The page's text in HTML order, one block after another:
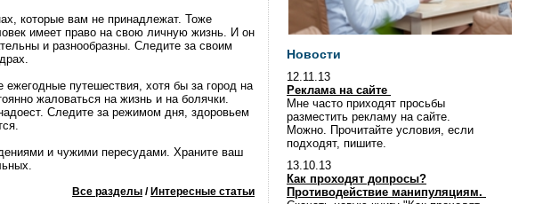
которые вам не принадлежат. Тоже
имеет право на свою личную жизнь. И он
и разнообразны. Следите за своим
путешествия, хотя бы за город на
жаловаться на жизнь и на болячки.
Следите за режимом дня, здоровьем
и чужими пересудами. Храните ваш
Все разделы / Интересные статьи
Новости
12.11.13
Реклама на сайте
Мне часто приходят просьбы
разместить рекламу на сайте.
Можно. Прочитайте условия, если
подходят, пишите.
13.10.13
Как проходят допросы?
Противодействие манипуляциям.